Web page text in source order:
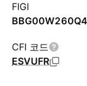
FIGI
CFI 코드
ESVUFR